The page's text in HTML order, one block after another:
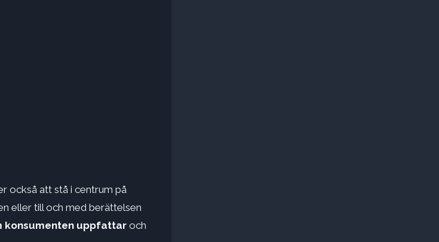
också att stå i centrum på
eller till och med berättelsen
konsumenten uppfattar och